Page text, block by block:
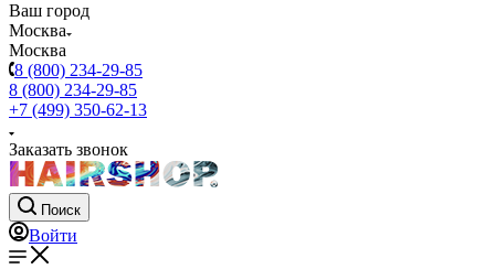
Ваш город
Москва
Москва
8 (800) 234-29-85
8 (800) 234-29-85
+7 (499) 350-62-13
Заказать звонок
Поиск
Войти